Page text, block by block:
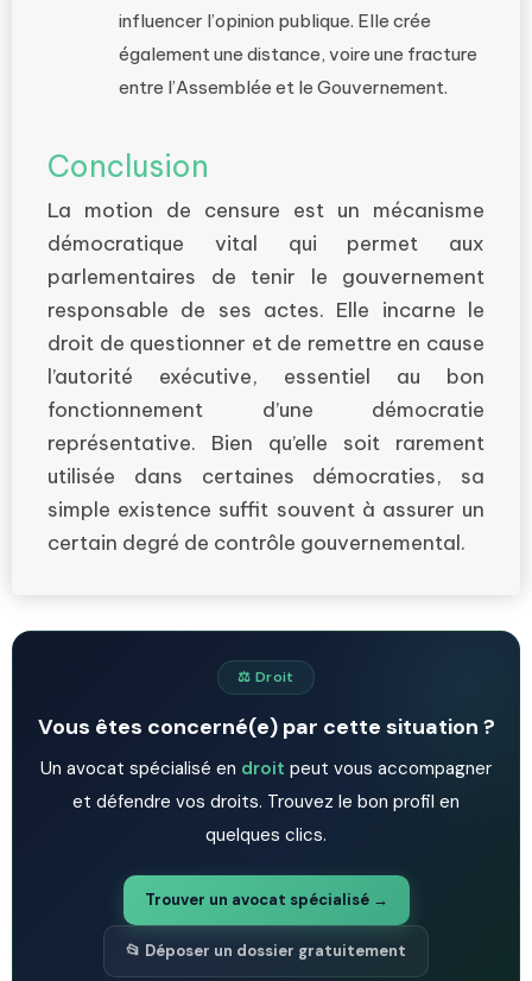
influencer l’opinion publique. Elle crée
également une distance, voire une fracture
entre l’Assemblée et le Gouvernement.
Conclusion
La motion de censure est un mécanisme
démocratique vital qui permet aux
parlementaires de tenir le gouvernement
responsable de ses actes. Elle incarne le
droit de questionner et de remettre en cause
l’autorité exécutive, essentiel au bon
fonctionnement d’une démocratie
représentative. Bien qu’elle soit rarement
utilisée dans certaines démocraties, sa
simple existence suffit souvent à assurer un
certain degré de contrôle gouvernemental.
⚖️ Droit
Vous êtes concerné(e) par cette situation ?
Un avocat spécialisé en droit peut vous accompagner
et défendre vos droits. Trouvez le bon profil en
quelques clics.
Trouver un avocat spécialisé →
📂 Déposer un dossier gratuitement